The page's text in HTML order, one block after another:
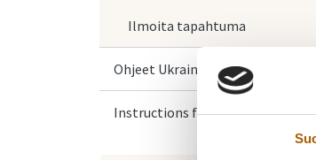
Ilmoita tapahtuma
Ohjeet Ukrainasta saapuville
Instructions for Ukrainian